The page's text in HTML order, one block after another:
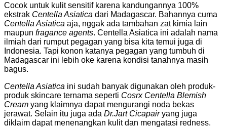
Cocok untuk kulit sensitif karena kandungannya 100%
ekstrak Centella Asiatica dari Madagascar. Bahannya cuma
Centella Asiatica aja, nggak ada tambahan zat kimia lain
maupun fragance agents. Centella Asiatica ini adalah nama
ilmiah dari rumput pegagan yang bisa kita temui juga di
Indonesia. Tapi konon katanya pegagan yang tumbuh di
Madagascar ini lebih oke karena kondisi tanahnya masih
bagus.
Centella Asiatica ini sudah banyak digunakan oleh produk-
produk skincare ternama seperti Cosrx Centella Blemish
Cream yang klaimnya dapat mengurangi noda bekas
jerawat. Selain itu juga ada Dr.Jart Cicapairyang juga
diklaim dapat menenangkan kulit dan mengatasi redness.